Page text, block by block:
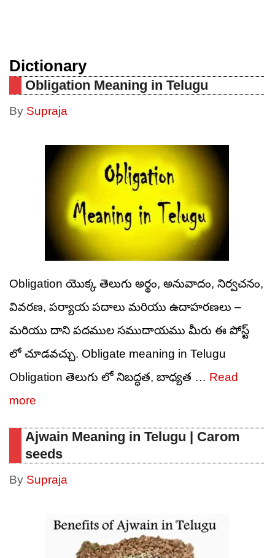
Dictionary
Obligation Meaning in Telugu
By Supraja
Obligation యొక్క తెలుగు అర్థం, అనువాదం, నిర్వచనం,
వివరణ, పర్యాయ పదాలు మరియు ఉదాహరణలు –
మరియు దాని పదముల సముదాయము మీరు ఈ పోస్ట్
లో చూడవచ్చు. Obligate meaning in Telugu
Obligation తెలుగు లో నిబద్ధత, బాధ్యత … Read
more
Ajwain Meaning in Telugu | Carom
seeds
By Supraja